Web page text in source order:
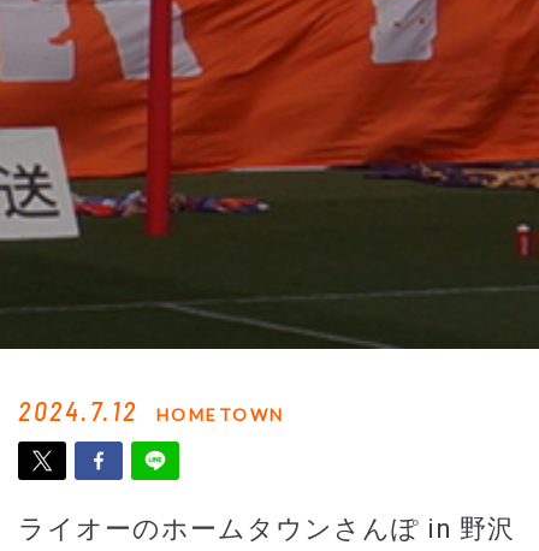
2024.7.12 HOMETOWN
ライオーのホームタウンさんぽ in 野沢